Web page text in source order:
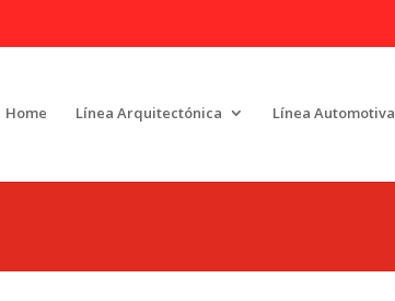
Home Línea Arquitectónica Línea Automotiva